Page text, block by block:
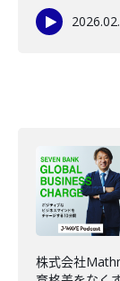
株式会社